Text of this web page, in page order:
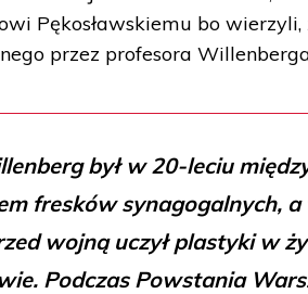
Pękosławskiemu bo wierzyli,
przez profesora
był w 20-leciu
fresków synagogalnych, a
wojną uczył plastyki w
Podczas Powstania